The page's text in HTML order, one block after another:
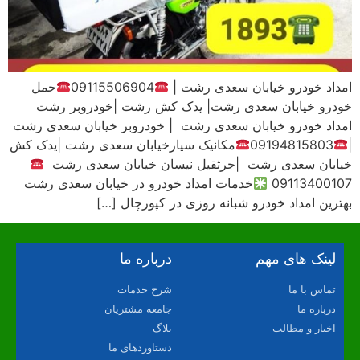
امداد خودرو خیابان سعدی رشت | 09115506904
حمل
خودرو خیابان سعدی رشت| یدک کش رشت |خودروبر رشت
امداد خودرو خیابان سعدی رشت | خودروبر خیابان سعدی رشت
09194815803
مکانیک سیارخیابان سعدی رشت |یدک کش
خیابان سعدی رشت |جرثقیل نیسان خیابان سعدی رشت
09113400107
خدمات امداد خودرو در خیابان سعدی رشت
بهترین امداد خودرو شبانه روزی در کپورچال […]
لینک های مهم
تماس با ما
درباره ما
اخبار و مطالب
درباره ما
شرح خدمات
جامعه مشتریان
بلاگ
دستاوردهای ما